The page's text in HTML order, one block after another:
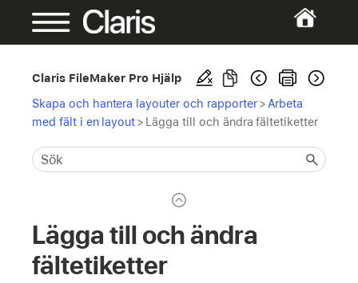
Claris FileMaker Pro Hjälp
Skapa och hantera layouter och rapporter > Arbeta
med fält i en layout> Lägga till och ändra fältetiketter
Lägga till och ändra
fältetiketter